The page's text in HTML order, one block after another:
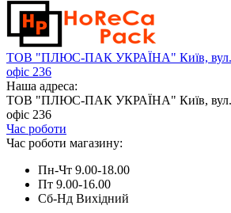
ТОВ "ПЛЮС-ПАК УКРАЇНА" Київ, вул.
офіс 236
Наша адреса:
ТОВ "ПЛЮС-ПАК УКРАЇНА" Київ, вул.
офіс 236
Час роботи
Час роботи магазину:
Пн-Чт 9.00-18.00
Пт 9.00-16.00
Сб-Нд Вихідний